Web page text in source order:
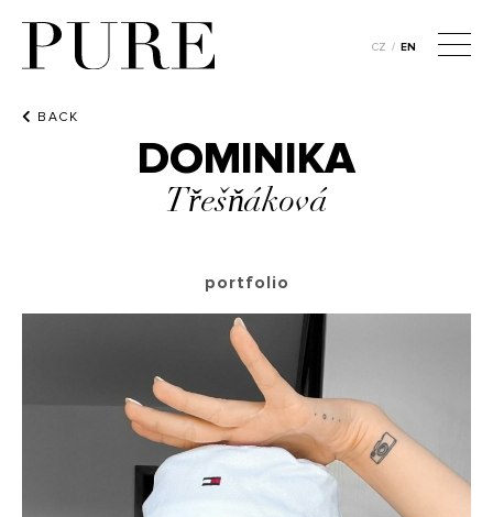
CZ / EN
BACK
DOMINIKA
Třešňáková
portfolio